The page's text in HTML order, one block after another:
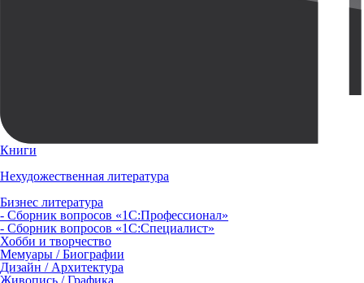
Книги
Нехудожественная литература
Бизнес литература
- Сборник вопросов «1С:Профессионал»
- Сборник вопросов «1С:Специалист»
Хобби и творчество
Мемуары / Биографии
Дизайн / Архитектура